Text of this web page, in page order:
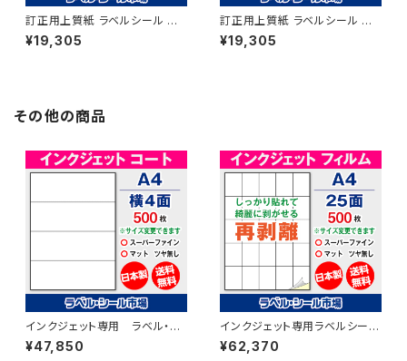
訂正用上質紙 ラベルシール マ
ルチタイプ A4-3面 シール 用紙
500枚 T1Y3Aco【日本製】
¥19,305
訂正用上質紙 ラベルシール マ
ルチタイプ A4-横4面 シール 用
紙 500枚 T1Y4Aco【日本製】
¥19,305
その他の商品
インクジェット専用 ラベル・シ
ール A4-横4面カット コート
紙 500枚 T1Y4iA
¥47,850
インクジェット専用ラベルシール
フィルム再剥離 A4-25面 500
枚 スーパーファイン T5Y5iDrs
¥62,370